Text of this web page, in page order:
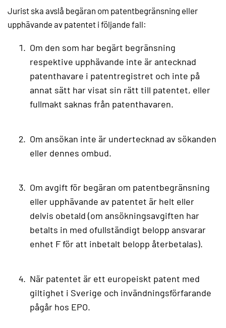
Jurist ska avslå begäran om patentbegränsning eller
upphävande av patentet i följande fall:
Om den som har begärt begränsning
respektive upphävande inte är antecknad
patenthavare i patentregistret och inte på
annat sätt har visat sin rätt till patentet, eller
fullmakt saknas från patenthavaren.
Om ansökan inte är undertecknad av sökanden
eller dennes ombud.
Om avgift för begäran om patentbegränsning
eller upphävande av patentet är helt eller
delvis obetald (om ansökningsavgiften har
betalts in med ofullständigt belopp ansvarar
enhet F för att inbetalt belopp återbetalas).
När patentet är ett europeiskt patent med
giltighet i Sverige och invändningsförfarande
pågår hos EPO.